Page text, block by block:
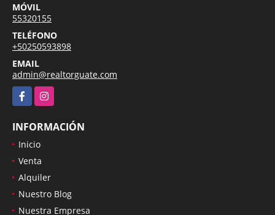
MÓVIL
55320155
TELÉFONO
+50250593898
EMAIL
admin@realtorguate.com
FacebookInstagram
INFORMACIÓN
Inicio
Venta
Alquiler
Nuestro Blog
Nuestra Empresa